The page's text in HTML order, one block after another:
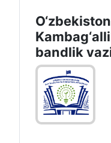
bandlik